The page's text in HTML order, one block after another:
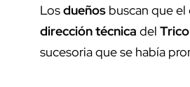
Losdueños buscan que
dirección técnica del
sucesoria que se había